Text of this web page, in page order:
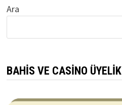
Ara
BAHIS VE CASINO ÜYELIK